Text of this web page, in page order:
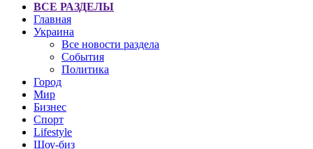
ВСЕ РАЗДЕЛЫ
Главная
Украина
Все новости раздела
События
Политика
Город
Мир
Бизнес
Спорт
Lifestyle
Шоу-биз